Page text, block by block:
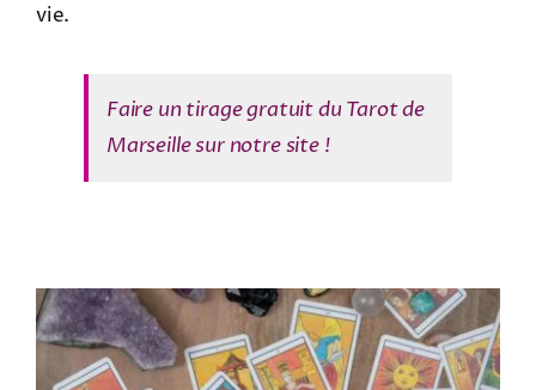
vie.
Faire un tirage gratuit du Tarot de
Marseille sur notre site !